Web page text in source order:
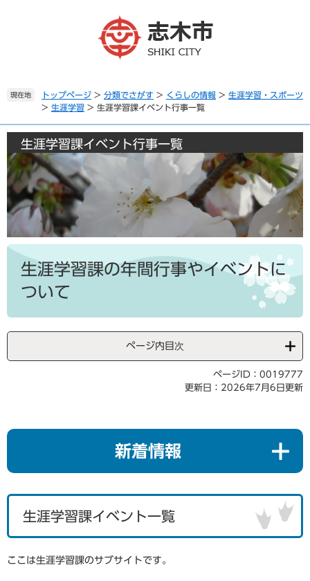
。
て
文
へ
現在地 トップページ > 分類でさがす > くらしの情報 > 生涯学習・スポーツ
> 生涯学習 > 生涯学習課イベント行事一覧
生涯学習課イベント行事一覧
本
生涯学習課の年間行事やイベントに
ついて
ページ内目次
ページID：0019777
更新日：2026年7月6日更新
新着情報
生涯学習課イベント一覧
ここは生涯学習課のサブサイトです。